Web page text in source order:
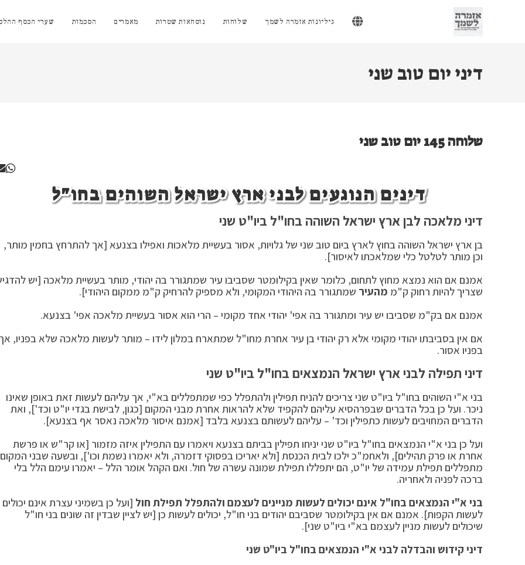
גיליונות אזמרה לשמך שלוחות נוסחאות שטרות מאמרים הסכמות שערי הכסף
דיני יום טוב שני
שלוחה 145 יום טוב שני
דינים הנוגעים לבני ארץ ישראל השוהים בחו"ל
דיני מלאכה לבן ארץ ישראל השוהה בחו"ל ביו"ט שני
בן ארץ ישראל השוהה בחוץ לארץ ביום טוב שני של גלויות, אסור בעשיית מלאכות ואפילו בצנעא [אך להתרחץ בחמין מותר,
וכן מותר לטלטל כלי שמלאכתו לאיסור].
אמנם אם הוא נמצא מחוץ לתחום, כלומר שאין בקילומטר שסביבו עיר שמתגורר בה יהודי, מותר בעשיית מלאכה [יש
שצריך להיות רחוק ק"מ מהעיר שמתגורר בה היהודי המקומי, ולא מספיק להרחיק ק"מ ממקום היהודי].
אמנם אם בק"מ שסביבו יש עיר ומתגורר בה אפי' יהודי אחד מקומי – הרי הוא אסור בעשיית מלאכה אפי' בצנעא.
אם אין בסביבתו יהודי מקומי אלא רק יהודי בן עיר אחרת מחו"ל שמתארח במלון לידו – מותר לעשות מלאכה שלא בפניו,
בפניו אסור.
דיני תפילה לבני ארץ ישראל הנמצאים בחו"ל ביו"ט שני
בני א"י השוהים בחו"ל ביו"ט שני צריכים להניח תפילין ולהתפלל כפי שמתפללים בא"י, אך עליהם לעשות זאת באופן שאינו
ניכר. ועל כן בכל הדברים שבפרהסיא עליהם להקפיד שלא להראות אחרת מבני המקום [כגון, לבישת בגדי יו"ט וכד'], ואת
הדברים המחויבים לעשות כתפילין וכד' – עליהם לעשותם בצנעא בלבד [אמנם איסור מלאכה נאסר אף בצנעא].
ועל כן בני א"י הנמצאים בחו"ל ביו"ט שני יניחו תפילין בביתם בצנעא ויאמרו עם התפילין איזה מזמור [או קר"ש או פרשת
אחרת או פרק תהילים], ולאחמ"כ ילכו לבית הכנסת [ולא יאריכו בפסוקי דזמרה, ולא יאמרו נשמת וכו'], ובשעה שבני המקום
מתפללים תפילת עמידה של יו"ט, הם יתפללו תפילת שמונה עשרה של חול. ואם הקהל אומר הלל – יאמרו עימם הלל בלי
ברכה לפניה ולאחריה.
בני א"י הנמצאים בחו"ל אינם יכולים לעשות מניינים לעצמם ולהתפלל תפילת חול [ועל כן בשמיני עצרת אינם יכולים
לעשות הקפות]. אמנם אם אין בקילומטר שסביבם יהודים בני חו"ל, יכולים לעשות כן [יש לציין שבדין זה שונים בני חו"ל
שיכולים לעשות מניין לעצמם בא"י ביו"ט שני].
דיני קידוש והבדלה לבני א"י הנמצאים בחו"ל ביו"ט שני